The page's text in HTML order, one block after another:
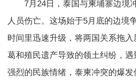
7月24日，泰国与柬埔寨边境
人员伤亡。这场始于5月底的边境
时间里迅速升级，将两国关系拖
葛和殖民遗产导致的领土纠纷，
强烈的民族情绪，泰柬冲突的爆